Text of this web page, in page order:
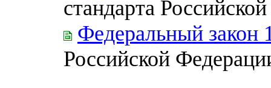
стандарта
Федеральный закон
Российской